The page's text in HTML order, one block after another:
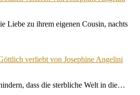
Liebe zu ihrem eigenen Cousin, nachts
verliebt von Josephine Angelini
dass die sterbliche Welt in die…